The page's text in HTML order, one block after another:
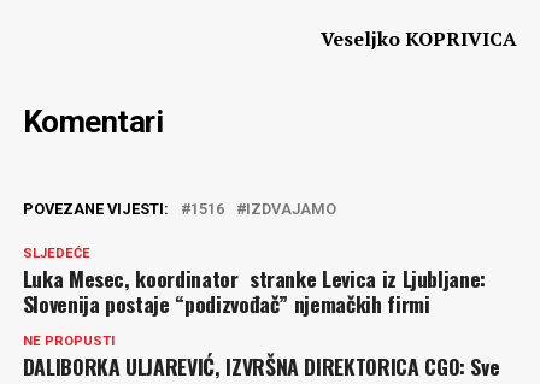
Veseljko KOPRIVICA
Komentari
POVEZANE VIJESTI: 1516 IZDVAJAMO
SLJEDEĆE
Luka Mesec, koordinator stranke Levica iz Ljubljane:
Slovenija postaje “podizvođač” njemačkih firmi
NE PROPUSTI
DALIBORKA ULJAREVIĆ, IZVRŠNA DIREKTORICA CGO: Sve